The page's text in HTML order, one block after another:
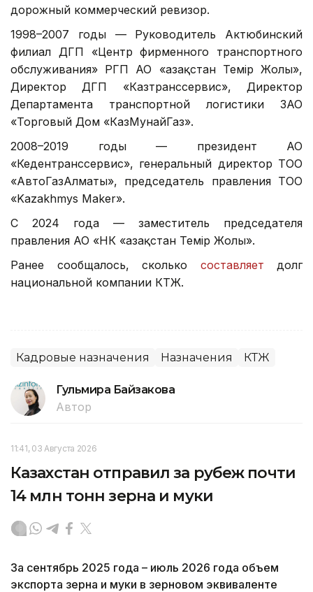
дорожный коммерческий ревизор.
1998–2007 годы — Руководитель Актюбинский
филиал ДГП «Центр фирменного транспортного
обслуживания» РГП АО «Қазақстан Темір Жолы»,
Директор ДГП «Казтранссервис», Директор
Департамента транспортной логистики ЗАО
«Торговый Дом «КазМунайГаз».
2008–2019 годы — президент АО
«Кедентранссервис», генеральный директор ТОО
«АвтоГазАлматы», председатель правления ТОО
«Kazakhmys Maker».
С 2024 года — заместитель председателя
правления АО «НК «Қазақстан Темір Жолы».
Ранее сообщалось, сколько составляет долг
национальной компании КТЖ.
Кадровые назначения Назначения КТЖ
Гульмира Байзакова
Автор
11:41, 03 Августа 2026
Казахстан отправил за рубеж почти
14 млн тонн зерна и муки
За сентябрь 2025 года – июль 2026 года объем
экспорта зерна и муки в зерновом эквиваленте